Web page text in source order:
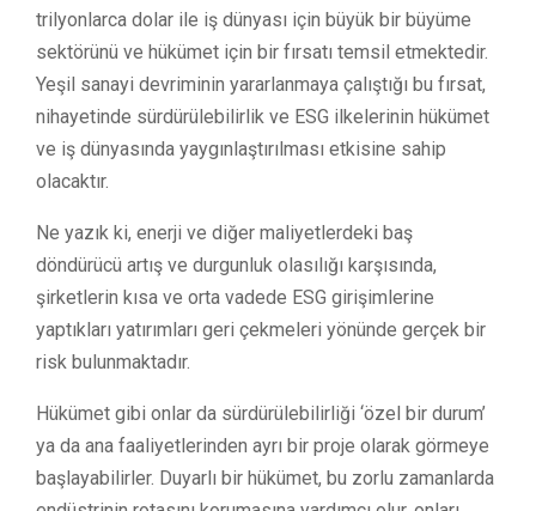
trilyonlarca dolar ile iş dünyası için büyük bir büyüme
sektörünü ve hükümet için bir fırsatı temsil etmektedir.
Yeşil sanayi devriminin yararlanmaya çalıştığı bu fırsat,
nihayetinde sürdürülebilirlik ve ESG ilkelerinin hükümet
ve iş dünyasında yaygınlaştırılması etkisine sahip
olacaktır.
Ne yazık ki, enerji ve diğer maliyetlerdeki baş
döndürücü artış ve durgunluk olasılığı karşısında,
şirketlerin kısa ve orta vadede ESG girişimlerine
yaptıkları yatırımları geri çekmeleri yönünde gerçek bir
risk bulunmaktadır.
Hükümet gibi onlar da sürdürülebilirliği ‘özel bir durum’
ya da ana faaliyetlerinden ayrı bir proje olarak görmeye
başlayabilirler. Duyarlı bir hükümet, bu zorlu zamanlarda